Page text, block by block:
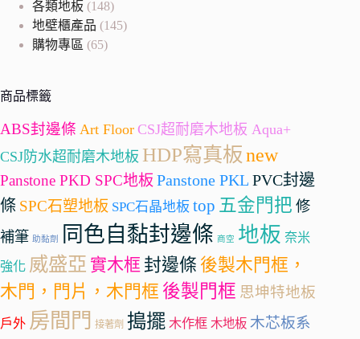
各類地板 (148)
地壁櫃產品 (145)
購物專區 (65)
商品標籤
ABS封邊條 Art Floor CSJ超耐磨木地板 Aqua+
CSJ防水超耐磨木地板 HDP寫真板new
Panstone PKD SPC地板 Panstone PKL PVC封邊
條 SPC石塑地板 SPC石晶地板 top 五金門把 修
補筆 助黏劑 同色自黏封邊條 商空 地板 奈米
強化 威盛亞 實木框 封邊條 後製木門框，
木門，門片，木門框 後製門框 思坤特地板
戶外 房間門 接著劑 搗擺 木作框 木地板 木芯板系